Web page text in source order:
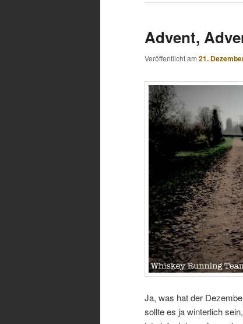
Advent,
Veröffentlicht am 21.
Ja, was hat der
sollte es ja winterlich